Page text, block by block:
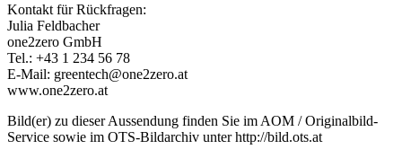
Kontakt für Rückfragen:
Julia Feldbacher
one2zero GmbH
Tel.: +43 1 234 56 78
E-Mail: greentech@one2zero.at
www.one2zero.at
Bild(er) zu dieser Aussendung finden Sie im AOM / Originalbild-
Service sowie im OTS-Bildarchiv unter http://bild.ots.at